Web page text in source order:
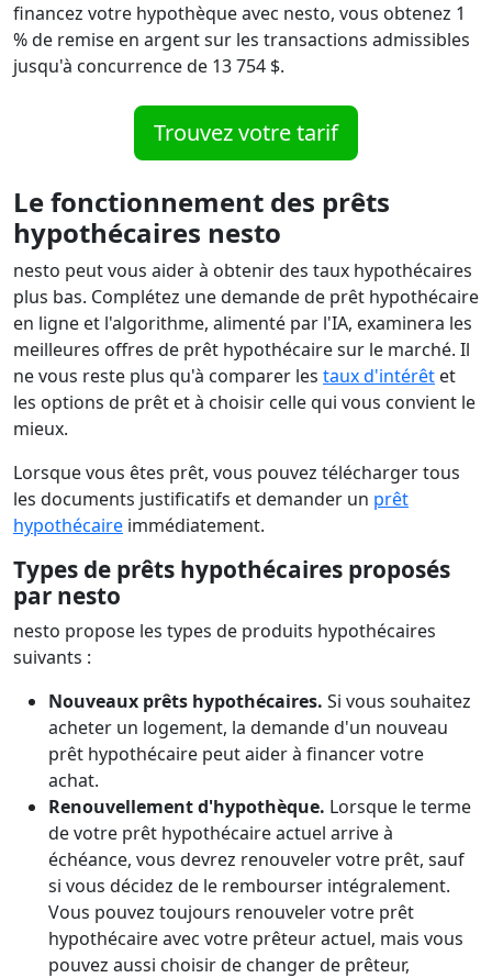
financez votre hypothèque avec nesto, vous obtenez 1
% de remise en argent sur les transactions admissibles
jusqu'à concurrence de 13 754 $.
Trouvez votre tarif
Le fonctionnement des prêts
hypothécaires nesto
nesto peut vous aider à obtenir des taux hypothécaires
plus bas. Complétez une demande de prêt hypothécaire
en ligne et l'algorithme, alimenté par l'IA, examinera les
meilleures offres de prêt hypothécaire sur le marché. Il
ne vous reste plus qu'à comparer les taux d'intérêt et
les options de prêt et à choisir celle qui vous convient le
mieux.
Lorsque vous êtes prêt, vous pouvez télécharger tous
les documents justificatifs et demander un prêt
hypothécaire immédiatement.
Types de prêts hypothécaires proposés
par nesto
nesto propose les types de produits hypothécaires
suivants :
Nouveaux prêts hypothécaires. Si vous souhaitez
acheter un logement, la demande d'un nouveau
prêt hypothécaire peut aider à financer votre
achat.
Renouvellement d'hypothèque. Lorsque le terme
de votre prêt hypothécaire actuel arrive à
échéance, vous devrez renouveler votre prêt, sauf
si vous décidez de le rembourser intégralement.
Vous pouvez toujours renouveler votre prêt
hypothécaire avec votre prêteur actuel, mais vous
pouvez aussi choisir de changer de prêteur,